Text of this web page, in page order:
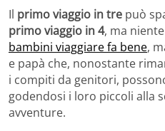
Il primo viaggio in tre può
primo viaggio in 4, ma
bambini viaggiare fa bene,
e papà che, nonostante
i compiti da genitori,
godendosi i loro piccoli alla
avventure.